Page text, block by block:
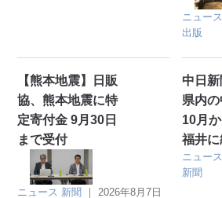
ニュース
出版
【熊本地震】日販
協、熊本地震に特
定寄付金 9月30日
まで受付
ニュース 新聞 ｜2026年8月7日
中日
県内
10月
福井
ニュース
新聞